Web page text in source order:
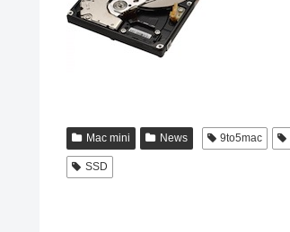
Mac mini News 9to5mac
SSD